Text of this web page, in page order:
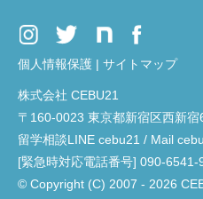
個人情報保護 | サイトマップ
株式会社 CEBU21
〒160-0023 東京都新宿区西新
留学相談LINE cebu21 / Mail
[緊急時対応電話番号] 090-6541-
© Copyright (C) 2007 - 2026